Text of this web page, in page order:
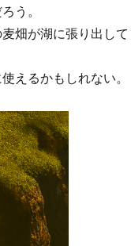
う。
畑が湖に張り出して
えるかもしれない。